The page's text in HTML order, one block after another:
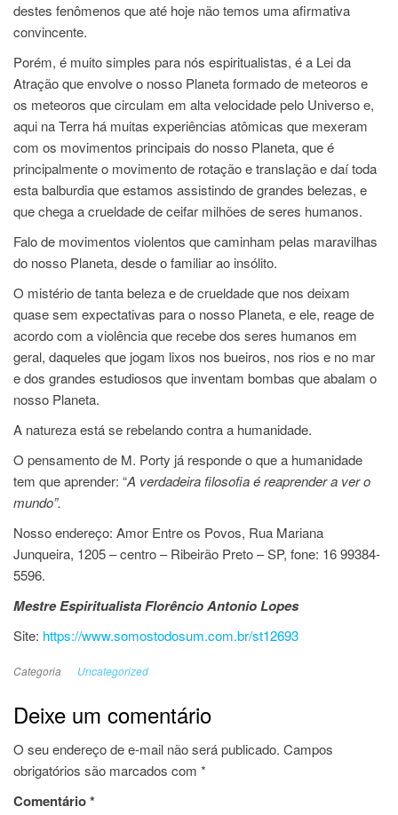
destes fenômenos que até hoje não temos uma afirmativa
convincente.
Porém, é muito simples para nós espiritualistas, é a Lei da
Atração que envolve o nosso Planeta formado de meteoros e
os meteoros que circulam em alta velocidade pelo Universo e,
aqui na Terra há muitas experiências atômicas que mexeram
com os movimentos principais do nosso Planeta, que é
principalmente o movimento de rotação e translação e daí toda
esta balburdia que estamos assistindo de grandes belezas, e
que chega a crueldade de ceifar milhões de seres humanos.
Falo de movimentos violentos que caminham pelas maravilhas
do nosso Planeta, desde o familiar ao insólito.
O mistério de tanta beleza e de crueldade que nos deixam
quase sem expectativas para o nosso Planeta, e ele, reage de
acordo com a violência que recebe dos seres humanos em
geral, daqueles que jogam lixos nos bueiros, nos rios e no mar
e dos grandes estudiosos que inventam bombas que abalam o
nosso Planeta.
A natureza está se rebelando contra a humanidade.
O pensamento de M. Porty já responde o que a humanidade
tem que aprender: “A verdadeira filosofia é reaprender a ver o
mundo”.
Nosso endereço: Amor Entre os Povos, Rua Mariana
Junqueira, 1205 – centro – Ribeirão Preto – SP, fone: 16 99384-
5596.
Mestre Espiritualista Florêncio Antonio Lopes
Site: https://www.somostodosum.com.br/st12693
Categoria Uncategorized
Deixe um comentário
O seu endereço de e-mail não será publicado. Campos
obrigatórios são marcados com *
Comentário*